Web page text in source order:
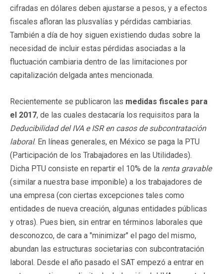
cifradas en dólares deben ajustarse a pesos, y a efectos
fiscales afloran las plusvalías y pérdidas cambiarias.
También a día de hoy siguen existiendo dudas sobre la
necesidad de incluir estas pérdidas asociadas a la
fluctuación cambiaria dentro de las limitaciones por
capitalización delgada antes mencionada.
Recientemente se publicaron las medidas fiscales para
el 2017, de las cuales destacaría los requisitos para la
Deducibilidad del IVA e ISR en casos de subcontratación
laboral. En líneas generales, en México se paga la PTU
(Participación de los Trabajadores en las Utilidades).
Dicha PTU consiste en repartir el 10% de la renta gravable
(similar a nuestra base imponible) a los trabajadores de
una empresa (con ciertas excepciones tales como
entidades de nueva creación, algunas entidades públicas
y otras). Pues bien, sin entrar en términos laborales que
desconozco, de cara a "minimizar" el pago del mismo,
abundan las estructuras societarias con subcontratación
laboral. Desde el año pasado el SAT empezó a entrar en